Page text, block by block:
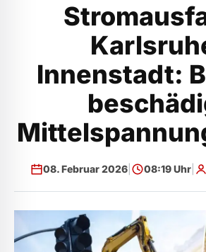
Innenstadt:
08. Februar 2026| 08:19 Uhr|